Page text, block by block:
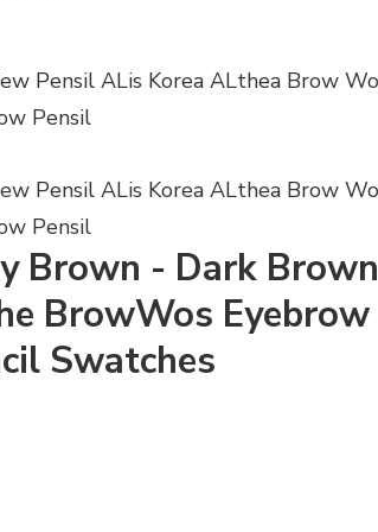
Brown - Dark Brown
BrowWos Eyebrow
Swatches